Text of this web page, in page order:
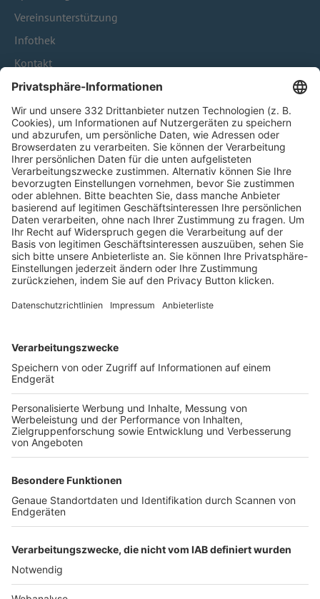
Vereinsunterstützung
Infothek
Kontakt
HÄUFIG BESUCHTE SEITEN
Pässe und Vereinswechsel
Trainerausbildung
Schulungsangebot Vereinsmitarbeiter
BFV-Geschäftsstellen
Trainerbörse
Login SpielPlus
FOLGE DEM BFV
TOP-VEREINE
TOP-PARTNER